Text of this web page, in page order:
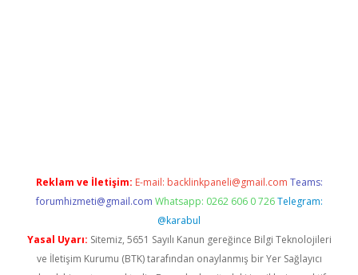
Reklam ve İletişim: E-mail: backlinkpaneli@gmail.com Teams:
forumhizmeti@gmail.com Whatsapp: 0262 606 0 726 Telegram:
@karabul
Yasal Uyarı: Sitemiz, 5651 Sayılı Kanun gereğince Bilgi Teknolojileri
ve İletişim Kurumu (BTK) tarafından onaylanmış bir Yer Sağlayıcı